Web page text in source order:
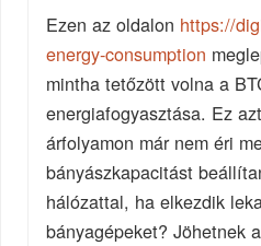
Ezen az oldalon https://
energy-consumption
mintha tetőzött volna a
energiafogyasztása. Ez
árfolyamon már nem éri
bányászkapacitást
hálózattal, ha elkezdik
bányagépeket? Jöhetnek